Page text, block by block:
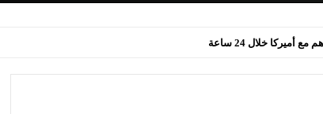
أميركا خلال 24 ساعة